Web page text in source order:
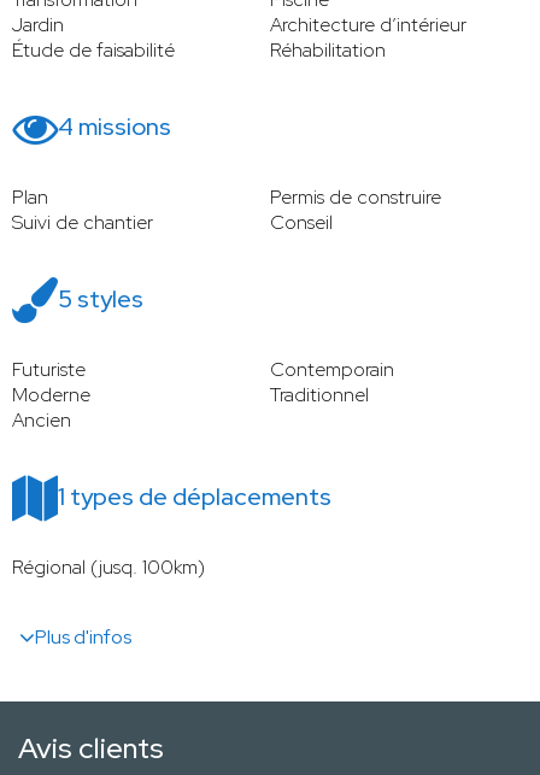
Jardin
Architecture d’intérieur
Étude de faisabilité
Réhabilitation
4 missions
Plan
Permis de construire
Suivi de chantier
Conseil
5 styles
Futuriste
Contemporain
Moderne
Traditionnel
Ancien
1 types de déplacements
Régional (jusq. 100km)
Plus d'infos
Avis clients